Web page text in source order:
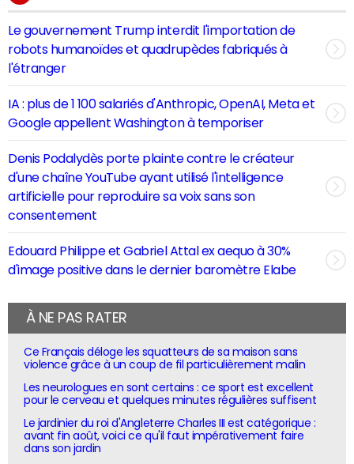
Le gouvernement Trump interdit l'importation de
robots humanoïdes et quadrupèdes fabriqués à
l'étranger
IA : plus de 1 100 salariés d'Anthropic, OpenAI, Meta et
Google appellent Washington à temporiser
Denis Podalydès porte plainte contre le créateur
d'une chaîne YouTube ayant utilisé l'intelligence
artificielle pour reproduire sa voix sans son
consentement
Edouard Philippe et Gabriel Attal ex aequo à 30%
d'image positive dans le dernier baromètre Elabe
À NE PAS RATER
Ce Français déloge les squatteurs de sa maison sans
violence grâce à un coup de fil particulièrement malin
Les neurologues en sont certains : ce sport est excellent
pour le cerveau et quelques minutes régulières suffisent
Le jardinier du roi d'Angleterre Charles III est catégorique :
avant fin août, voici ce qu'il faut impérativement faire
dans son jardin